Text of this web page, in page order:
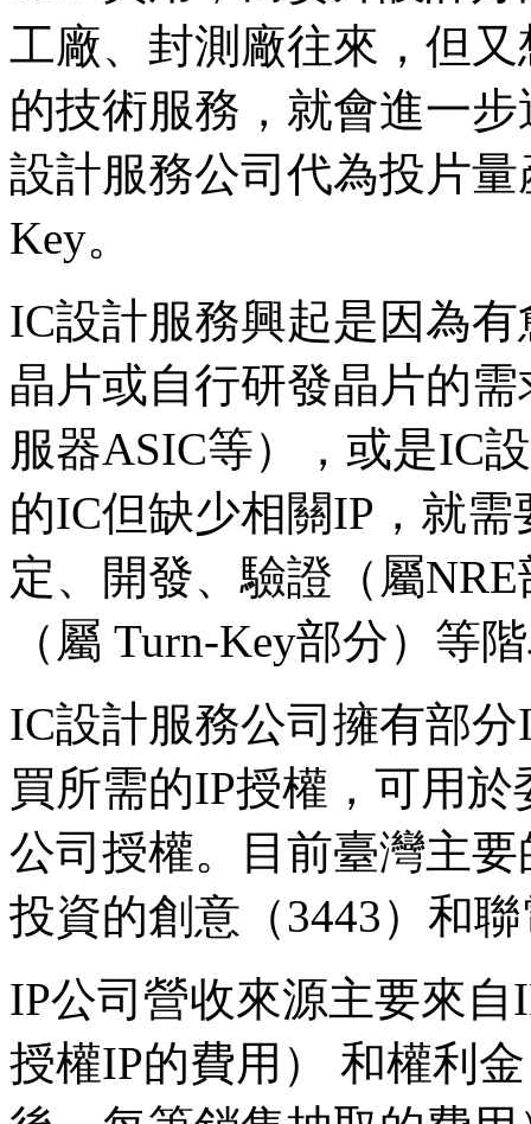
工廠、封測廠往來，但
的技術服務，就會進一
設計服務公司代為投片
Key。
IC設計服務興起是因為
晶片或自行研發晶片的
服器ASIC等），或是IC
的IC但缺少相關IP，就
定、開發、驗證（屬
（屬 Turn-Key部分）等
IC設計服務公司擁有部
買所需的IP授權，可用
公司授權。目前臺灣主
投資的創意（3443）和
IP公司營收來源主要來自
授權IP的費用） 和權利